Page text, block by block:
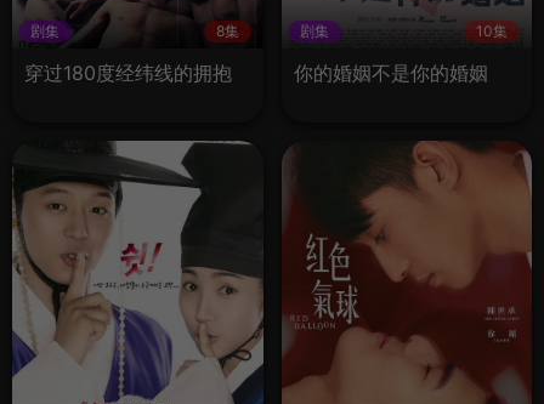
剧集 8集
穿过180度经纬线的拥抱
剧集 10集
你的婚姻不是你的婚姻